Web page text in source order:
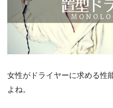
女性がドライヤーに求める性
よね。